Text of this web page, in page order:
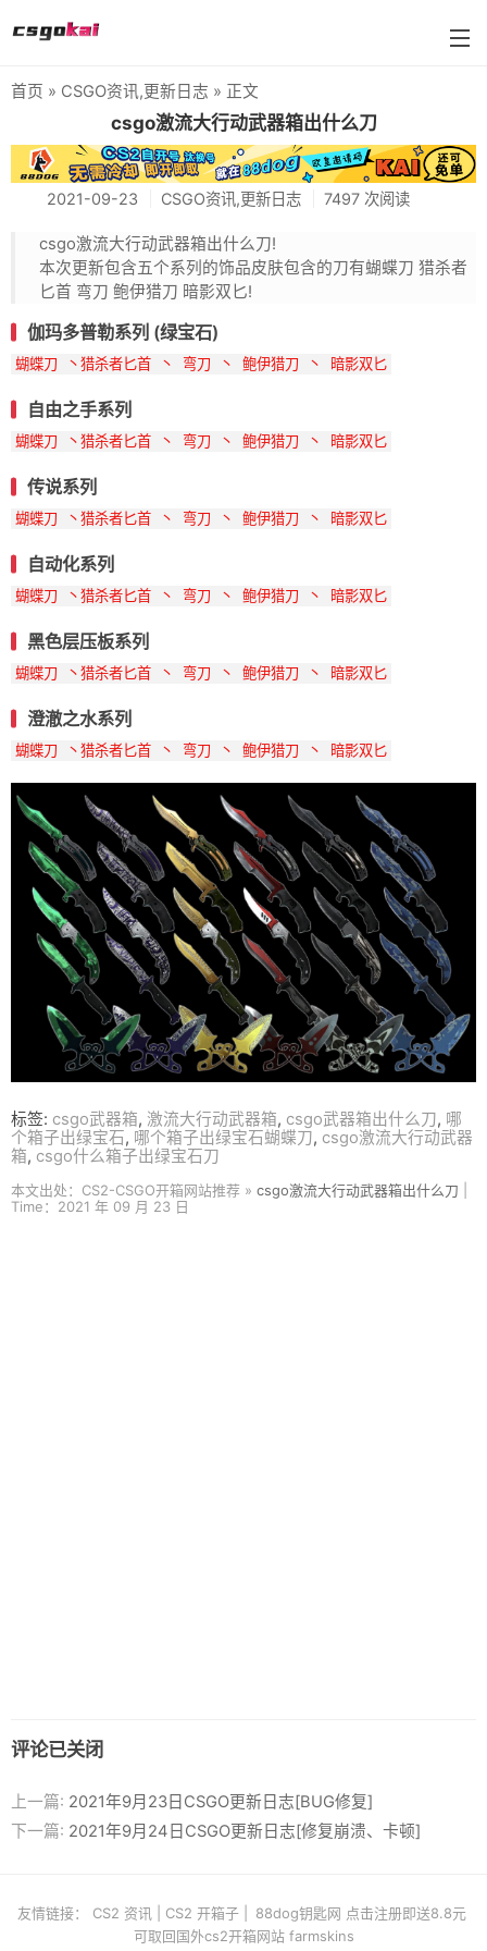
farmskins
88dog
flamecases
88hash-jp
首页 » CSGO资讯,更新日志 » 正文
csgo激流大行动武器箱出什么刀
2021-09-23 CSGO资讯,更新日志 7497 次阅读
csgo激流大行动武器箱出什么刀!
本次更新包含五个系列的饰品皮肤包含的刀有蝴蝶刀 猎杀者
匕首 弯刀 鲍伊猎刀 暗影双匕!
伽玛多普勒系列 (绿宝石)
蝴蝶刀 丶猎杀者匕首 丶 弯刀 丶 鲍伊猎刀 丶 暗影双匕
自由之手系列
蝴蝶刀 丶猎杀者匕首 丶 弯刀 丶 鲍伊猎刀 丶 暗影双匕
传说系列
蝴蝶刀 丶猎杀者匕首 丶 弯刀 丶 鲍伊猎刀 丶 暗影双匕
自动化系列
蝴蝶刀 丶猎杀者匕首 丶 弯刀 丶 鲍伊猎刀 丶 暗影双匕
黑色层压板系列
蝴蝶刀 丶猎杀者匕首 丶 弯刀 丶 鲍伊猎刀 丶 暗影双匕
澄澈之水系列
蝴蝶刀 丶猎杀者匕首 丶 弯刀 丶 鲍伊猎刀 丶 暗影双匕
标签: csgo武器箱, 激流大行动武器箱, csgo武器箱出什么刀, 哪
个箱子出绿宝石, 哪个箱子出绿宝石蝴蝶刀, csgo激流大行动武器
箱, csgo什么箱子出绿宝石刀
本文出处：CS2-CSGO开箱网站推荐 » csgo激流大行动武器箱出什么刀
Time：2021 年 09 月 23 日
评论已关闭
上一篇: 2021年9月23日CSGO更新日志[BUG修复]
下一篇: 2021年9月24日CSGO更新日志[修复崩溃、卡顿]
友情链接： CS2 资讯 CS2 开箱子
88dog钥匙网 点击注册即送8.8元
可取回国外cs2开箱网站 farmskins